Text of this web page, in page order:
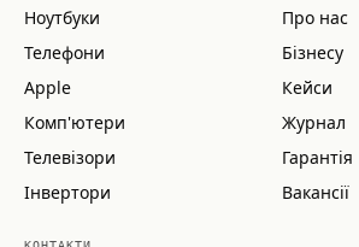
Ноутбуки
Телефони
Apple
Комп'ютери
Телевізори
Інвертори
Про нас
Бізнесу
Кейси
Журнал
Гарантія
Вакансії